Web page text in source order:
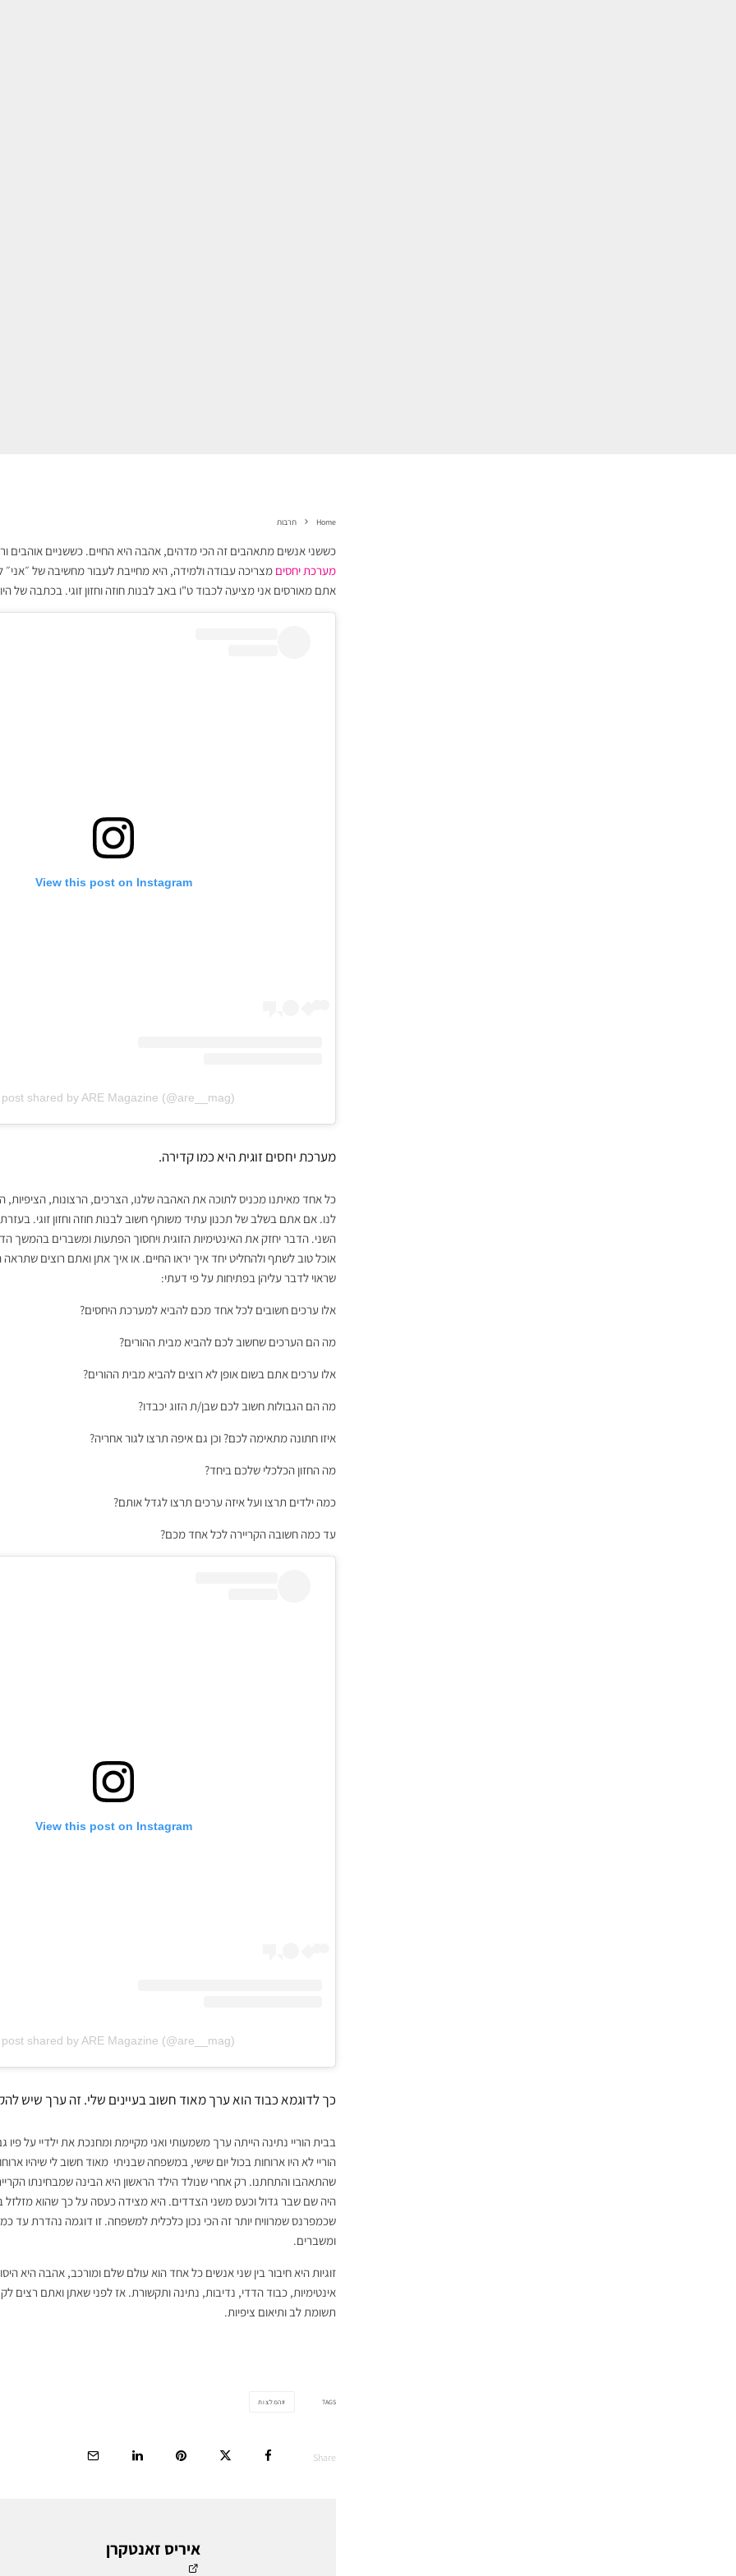
Home תרבות
כששני אנשים מתאהבים זה הכי מדהים, אהבה היא החיים. כששניים אוהבים
מערכת יחסים מצריכה עבודה ולמידה, היא מחייבת לעבור מחשיבה של
אתם מאורסים אני מציעה לכבוד ט"ו באב לבנות חוזה וחזון זוגי. בכתבה
View this post on Instagram
post shared by ARE Magazine (@are__mag)
מערכת יחסים זוגית היא כמו קדירה.
כל אחד מאיתנו מכניס לתוכה את האהבה שלנו, הצרכים, הרצונות, הציפיות,
לנו. אם אתם בשלב של תכנון עתיד משותף חשוב לבנות חוזה וחזון זוגי.
השני. הדבר יחזק את האינטימיות הזוגית ויחסוך הפתעות ומשברים
אוכל טוב לשתף ולהחליט יחד איך יראו החיים. או איך אתן ואתם רוצים
שראוי לדבר עליהן בפתיחות על פי דעתי:
אלו ערכים חשובים לכל אחד מכם להביא למערכת היחסים?
מה הם הערכים שחשוב לכם להביא מבית ההורים?
אלו ערכים אתם בשום אופן לא רוצים להביא מבית ההורים?
מה הם הגבולות חשוב לכם שבן/ת הזוג יכבדו?
איזו חתונה מתאימה לכם? וכן גם איפה תרצו לגור אחריה?
מה החזון הכלכלי שלכם ביחד?
כמה ילדים תרצו ועל איזה ערכים תרצו לגדל אותם?
עד כמה חשובה הקריירה לכל אחד מכם?
View this post on Instagram
post shared by ARE Magazine (@are__mag)
כך לדוגמא כבוד הוא ערך מאוד חשוב בעיינים שלי.זה ערך שיש
בבית הוריי נתינה הייתה ערך משמעותי ואני מקיימת ומחנכת את ילדיי על
הוריי לא היו ארוחות בכול יום שישי, במשפחה שבניתי מאוד חשוב לי שיהיו
שהתאהבו והתחתנו. רק אחרי שנולד הילד הראשון היא הבינה שמבחינתו
היה שם שבר גדול וכעס משני הצדדים. היא מצידה כעסה על כך שהוא מזלזל
שכמפרנס שמרוויח יותר זה הכי נכון כלכלית למשפחה. זו דוגמה נהדרת עד
ומשברים.
זוגיות היא חיבור בין שני אנשים כל אחד הוא עולם שלם ומורכב, אהבה היא
אינטימיות, כבוד הדדי, נדיבות, נתינה ותקשורת. אז לפני שאתן ואתם
תשומת לב ותיאום ציפיות.
TAGS המלצות
Share
איריס זאנטקרן